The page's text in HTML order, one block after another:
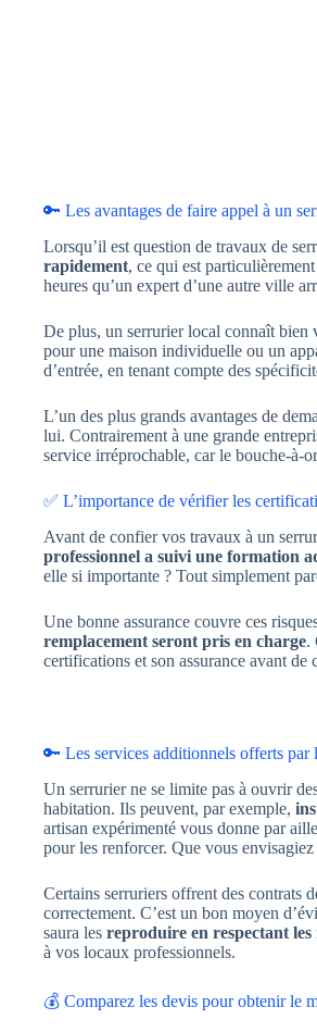
🔑 Les avantages de faire appel à un
Lorsqu’il est question de travaux de
rapidement, ce qui est
heures qu’un expert d’une autre ville
De plus, un serrurier local connaît bien
pour une maison individuelle ou un
d’entrée, en tenant compte des
L’un des plus grands avantages de
lui. Contrairement à une grande
service irréprochable, car le bouche-à-
✅ L’importance de vérifier les
Avant de confier vos travaux à un
professionnel a suivi une formation
elle si importante ? Tout simplement
Une bonne assurance couvre ces
remplacement seront pris en charge.
certifications et son assurance avant de
🔑 Les services additionnels offerts par
Un serrurier ne se limite pas à ouvrir
habitation. Ils peuvent, par exemple,
artisan expérimenté vous donne par
pour les renforcer. Que vous
Certains serruriers offrent des contrats
correctement. C’est un bon moyen
saura les reproduire en respectant
à vos locaux professionnels.
💰 Comparez les devis pour obtenir le